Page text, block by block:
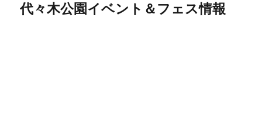
代々木公園イベント＆フェス情報